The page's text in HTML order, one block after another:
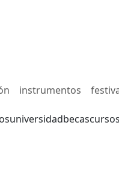
instrumentos
universidadbecas